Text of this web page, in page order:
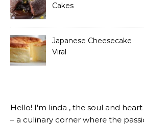
Cakes
Japanese Cheesecake
Viral
Hello! I'm linda , the soul and
– a culinary corner where the